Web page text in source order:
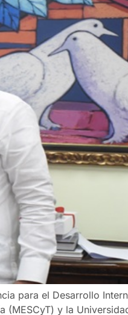
para el Desarrollo
(MESCyT) y la